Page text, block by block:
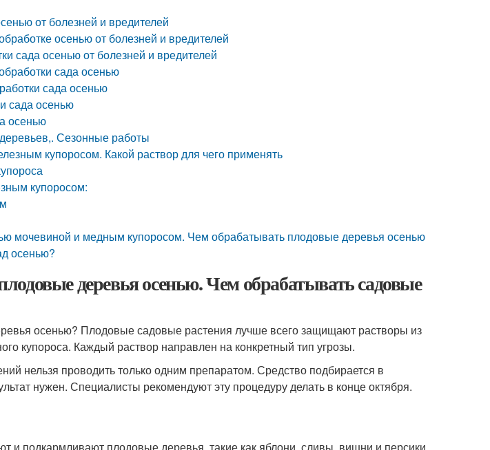
от болезней и вредителей
осенью от болезней и вредителей
сада осенью от болезней и вредителей
сада осенью
сада осенью
сада осенью
осенью
Сезонные работы
купоросом. Какой раствор для чего применять
купоросом:
мочевиной и медным купоросом. Чем обрабатывать плодовые деревья осенью
осенью?
деревья осенью. Чем обрабатывать садовые
осенью? Плодовые садовые растения лучше всего защищают растворы из
купороса. Каждый раствор направлен на конкретный тип угрозы.
нельзя проводить только одним препаратом. Средство подбирается в
нужен. Специалисты рекомендуют эту процедуру делать в конце октября.